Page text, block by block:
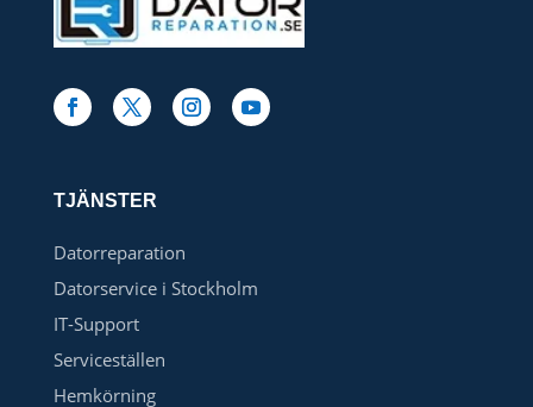
TJÄNSTER
Datorreparation
Datorservice i Stockholm
IT-Support
Serviceställen
Hemkörning